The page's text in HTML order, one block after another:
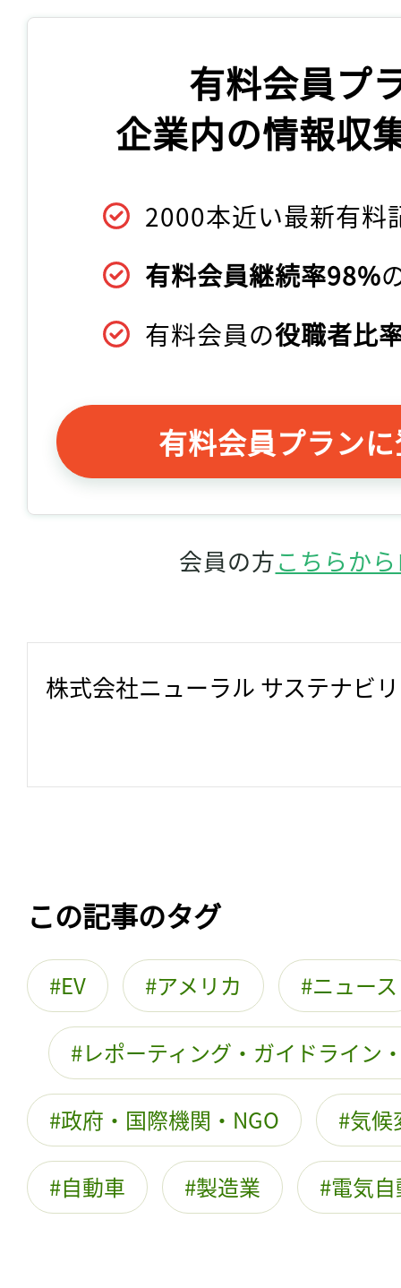
有料会員プ
企業内の情報収
2000本近い最新有料
有料会員継続率98%
有料会員の役職者比
有料会員プラン
会員の方こちらか
株式会社ニューラル サステナビ
この記事のタグ
EV アメリカ ニュース
レポーティング・ガイドライン
政府・国際機関・NGO 気候
自動車 製造業 電気